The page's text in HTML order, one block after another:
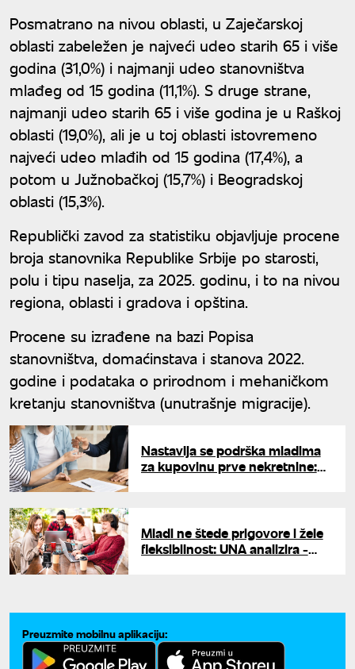
Posmatrano na nivou oblasti, u Zaječarskoj
oblasti zabeležen je najveći udeo starih 65 i više
godina (31,0%) i najmanji udeo stanovništva
mlađeg od 15 godina (11,1%). S druge strane,
najmanji udeo starih 65 i više godina je u Raškoj
oblasti (19,0%), ali je u toj oblasti istovremeno
najveći udeo mlađih od 15 godina (17,4%), a
potom u Južnobačkoj (15,7%) i Beogradskoj
oblasti (15,3%).
Republički zavod za statistiku objavljuje procene
broja stanovnika Republike Srbije po starosti,
polu i tipu naselja, za 2025. godinu, i to na nivou
regiona, oblasti i gradova i opština.
Procene su izrađene na bazi Popisa
stanovništva, domaćinstava i stanova 2022.
godine i podataka o prirodnom i mehaničkom
kretanju stanovništva (unutrašnje migracije).
Nastavlja se podrška mladima
za kupovinu prve nekretnine:
Mladi ne štede prigovore i žele
fleksibilnost: UNA analizira -
Preuzmite mobilnu aplikaciju: